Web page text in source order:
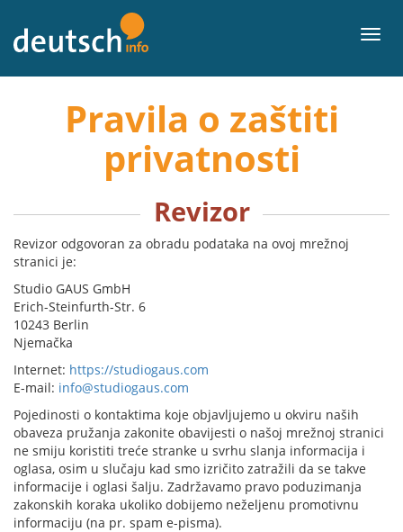
Pravila o zaštiti
privatnosti
Revizor
Revizor odgovoran za obradu podataka na ovoj mrežnoj
stranici je:
Studio GAUS GmbH
Erich-Steinfurth-Str. 6
10243 Berlin
Njemačka
Internet: https://studiogaus.com
E-mail: info@studiogaus.com
Pojedinosti o kontaktima koje objavljujemo u okviru naših
obaveza pružanja zakonite obavijesti o našoj mrežnoj stranici
ne smiju koristiti treće stranke u svrhu slanja informacija i
oglasa, osim u slučaju kad smo izričito zatražili da se takve
informacije i oglasi šalju. Zadržavamo pravo poduzimanja
zakonskih koraka ukoliko dobijemo neželjenu promotivnu
informaciju (na pr. spam e-pisma).